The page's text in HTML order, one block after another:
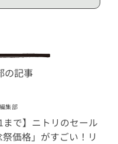
の記事
集部
まで】ニトリのセール
祭価格」がすごい！リ